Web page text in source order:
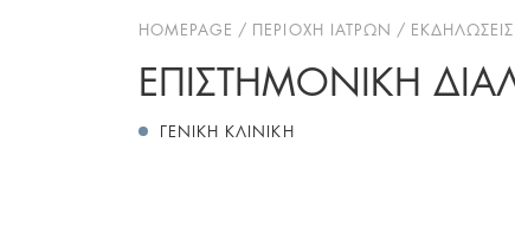
HOMEPAGE ΠΕΡΙΟΧΗ ΙΑΤΡΩΝ ΕΚΔΗΛΩΣΕΙΣ
ΕΠΙΣΤΗΜΟΝΙΚΗ
ΓΕΝΙΚΗ ΚΛΙΝΙΚΗ